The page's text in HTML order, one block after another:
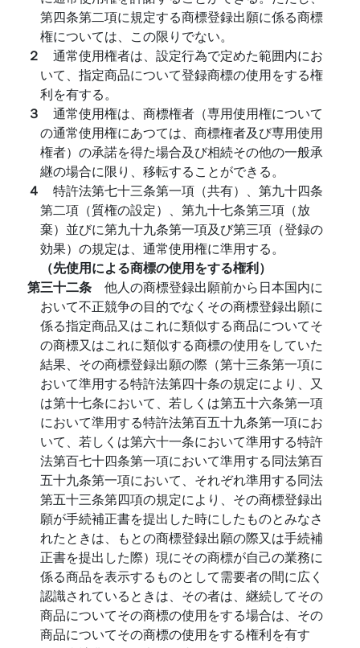
第四条第二項に規定する商標登録出願に係る商標
権については、この限りでない。
２ 通常使用権者は、設定行為で定めた範囲内にお
いて、指定商品について登録商標の使用をする権
利を有する。
３ 通常使用権は、商標権者（専用使用権について
の通常使用権にあつては、商標権者及び専用使用
権者）の承諾を得た場合及び相続その他の一般承
継の場合に限り、移転することができる。
４ 特許法第七十三条第一項（共有）、第九十四条
第二項（質権の設定）、第九十七条第三項（放
棄）並びに第九十九条第一項及び第三項（登録の
効果）の規定は、通常使用権に準用する。
（先使用による商標の使用をする権利）
第三十二条 他人の商標登録出願前から日本国内に
おいて不正競争の目的でなくその商標登録出願に
係る指定商品又はこれに類似する商品についてそ
の商標又はこれに類似する商標の使用をしていた
結果、その商標登録出願の際（第十三条第一項に
おいて準用する特許法第四十条の規定により、又
は第十七条において、若しくは第五十六条第一項
において準用する特許法第百五十九条第一項にお
いて、若しくは第六十一条において準用する特許
法第百七十四条第一項において準用する同法第百
五十九条第一項において、それぞれ準用する同法
第五十三条第四項の規定により、その商標登録出
願が手続補正書を提出した時にしたものとみなさ
れたときは、もとの商標登録出願の際又は手続補
正書を提出した際）現にその商標が自己の業務に
係る商品を表示するものとして需要者の間に広く
認識されているときは、その者は、継続してその
商品についてその商標の使用をする場合は、その
商品についてその商標の使用をする権利を有す